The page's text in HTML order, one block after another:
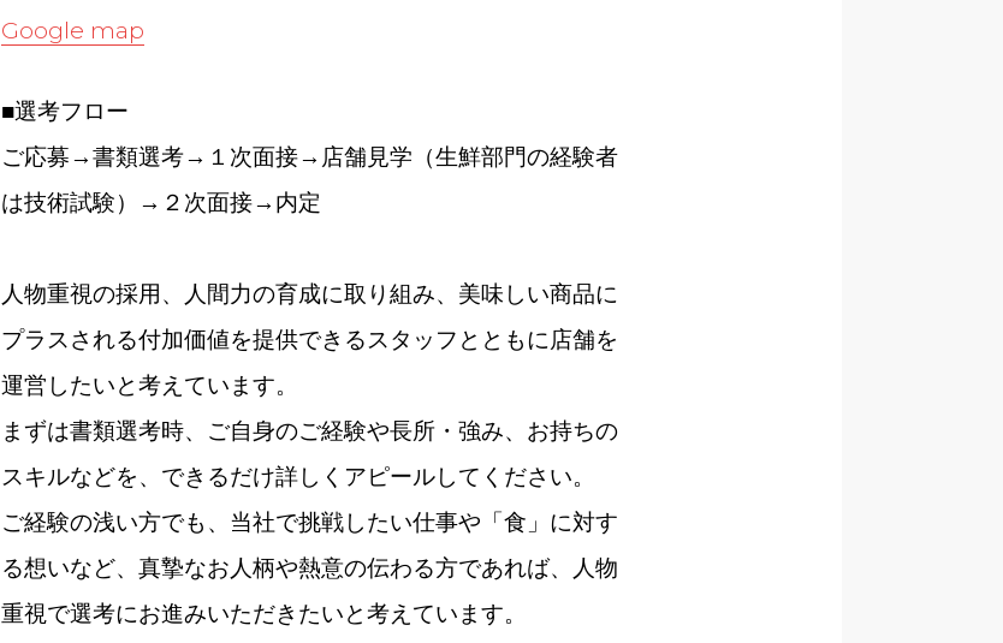
Google map
■選考フロー
ご応募→書類選考→１次面接→店舗見学（生鮮部門の経験者
は技術試験）→２次面接→内定
人物重視の採用、人間力の育成に取り組み、美味しい商品に
プラスされる付加価値を提供できるスタッフとともに店舗を
運営したいと考えています。
まずは書類選考時、ご自身のご経験や長所・強み、お持ちの
スキルなどを、できるだけ詳しくアピールしてください。
ご経験の浅い方でも、当社で挑戦したい仕事や「食」に対す
る想いなど、真摯なお人柄や熱意の伝わる方であれば、人物
重視で選考にお進みいただきたいと考えています。